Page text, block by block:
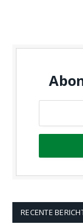
RECENTE